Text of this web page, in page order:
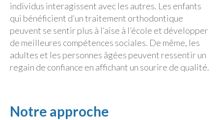
individus interagissent avec les autres. Les enfants
qui bénéficient d’un traitement orthodontique
peuvent se sentir plus à l’aise à l’école et développer
de meilleures compétences sociales. De même, les
adultes et les personnes âgées peuvent ressentir un
regain de confiance en affichant un sourire de qualité.
Notre approche